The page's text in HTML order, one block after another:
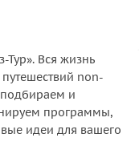
Тур». Вся жизнь
non-
и
программы,
идеи для вашего